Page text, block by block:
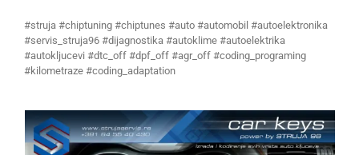
#struja #chiptuning #chiptunes #auto #automobil #autoelektronika
#servis_struja96 #dijagnostika #autoklime #autoelektrika
#autokljucevi #dtc_off #dpf_off #agr_off #coding_programing
#kilometraze #coding_adaptation